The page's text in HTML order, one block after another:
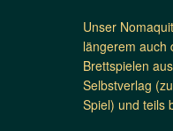
Unser
längerem auch
Brettspielen
Selbstverlag
Spiel) und teils